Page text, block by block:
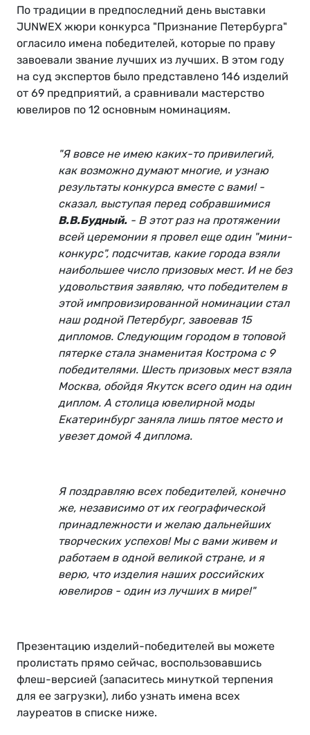
По традиции в предпоследний день выставки
JUNWEX жюри конкурса "Признание Петербурга"
огласило имена победителей, которые по праву
завоевали звание лучших из лучших. В этом году
на суд экспертов было представлено 146 изделий
от 69 предприятий, а сравнивали мастерство
ювелиров по 12 основным номинациям.
"Я вовсе не имею каких-то привилегий,
как возможно думают многие, и узнаю
результаты конкурса вместе с вами! -
сказал, выступая перед собравшимися
В.В.Будный. - В этот раз на протяжении
всей церемонии я провел еще один "мини-
конкурс", подсчитав, какие города взяли
наибольшее число призовых мест. И не без
удовольствия заявляю, что победителем в
этой импровизированной номинации стал
наш родной Петербург, завоевав 15
дипломов. Следующим городом в топовой
пятерке стала знаменитая Кострома с 9
победителями. Шесть призовых мест взяла
Москва, обойдя Якутск всего один на один
диплом. А столица ювелирной моды
Екатеринбург заняла лишь пятое место и
увезет домой 4 диплома.
Я поздравляю всех победителей, конечно
же, независимо от их географической
принадлежности и желаю дальнейших
творческих успехов! Мы с вами живем и
работаем в одной великой стране, и я
верю, что изделия наших российских
ювелиров - один из лучших в мире!"
Презентацию изделий-победителей вы можете
пролистать прямо сейчас, воспользовавшись
флеш-версией (запаситесь минуткой терпения
для ее загрузки), либо узнать имена всех
лауреатов в списке ниже.